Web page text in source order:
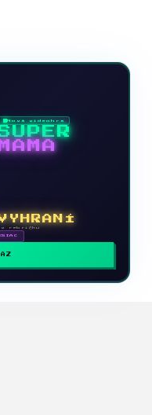
Nová videohra
MAMA
v rebríčku